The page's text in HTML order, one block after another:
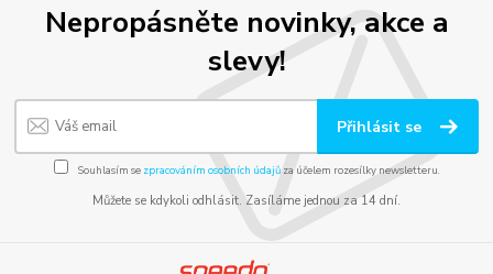
Nepropásněte novinky, akce a
slevy!
Přihlásit se
Souhlasím se zpracováním osobních údajůza účelem rozesílky newsletteru.
Můžete se kdykoli odhlásit. Zasíláme jednou za 14 dní.